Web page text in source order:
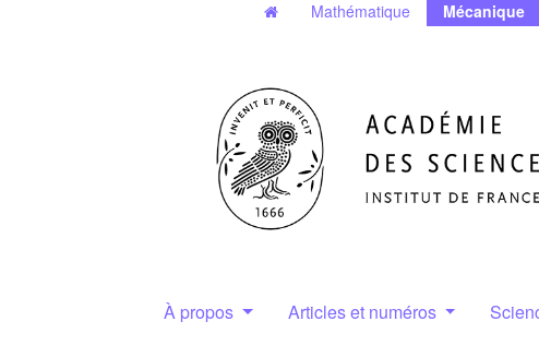
Mathématique Mécanique
À propos Articles et numéros